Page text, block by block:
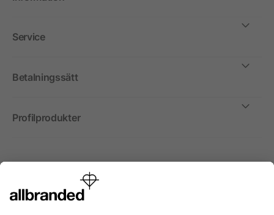
Service
Betalningssätt
Profilprodukter
Internationellt